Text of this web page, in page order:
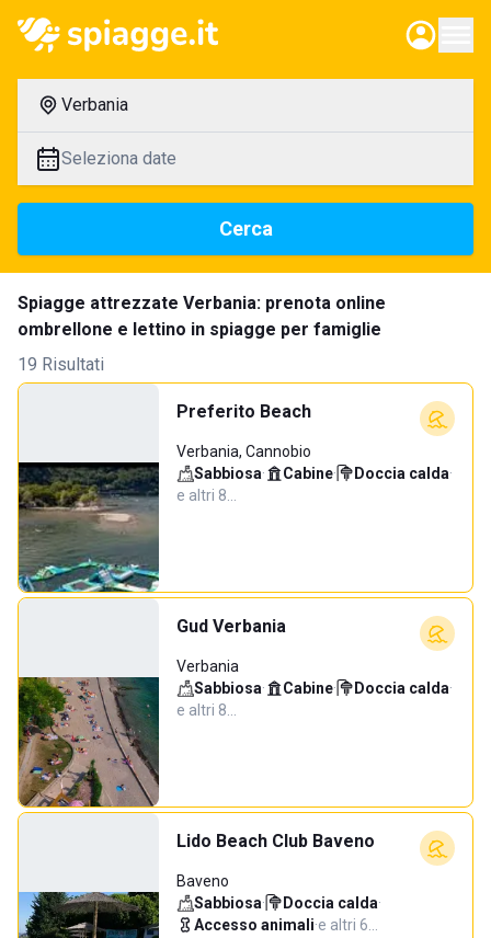
Verbania
Seleziona date
Cerca
Spiagge attrezzate Verbania: prenota online
ombrellone e lettino in spiagge per famiglie
19 Risultati
Preferito Beach
Verbania, Cannobio
Sabbiosa· Cabine· Doccia calda·
e altri 8…
Gud Verbania
Verbania
Sabbiosa· Cabine· Doccia calda·
e altri 8…
Lido Beach Club Baveno
Baveno
Sabbiosa· Doccia calda·
Accesso animali·e altri 6…